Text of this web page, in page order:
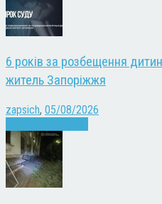
6 років за розбещення
житель Запоріжжя
zapsich, 05/08/2026